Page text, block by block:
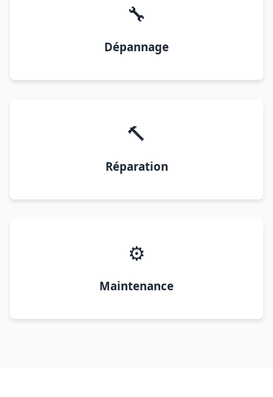
🔧
Dépannage
🔨
Réparation
⚙️
Maintenance